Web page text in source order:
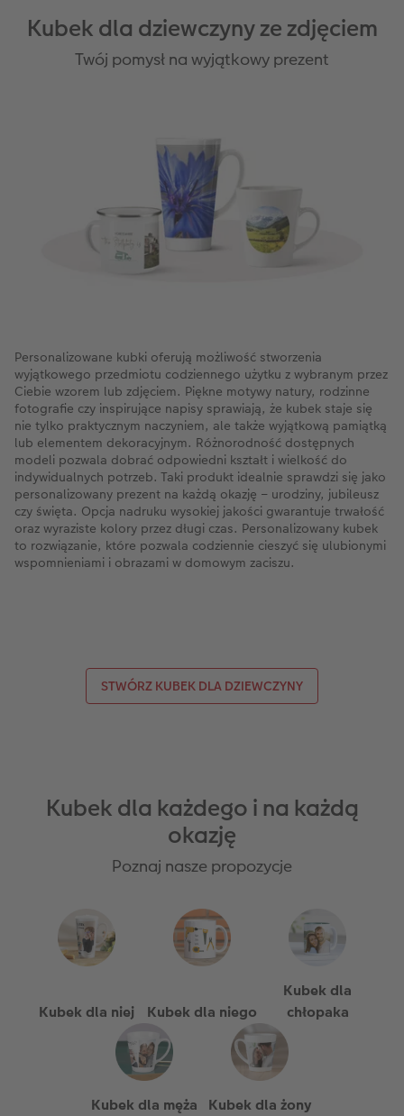
Kubek dla dziewczyny ze zdjęciem
Twój pomysł na wyjątkowy prezent
Personalizowane kubki oferują możliwość stworzenia
wyjątkowego przedmiotu codziennego użytku z wybranym przez
Ciebie wzorem lub zdjęciem. Piękne motywy natury, rodzinne
fotografie czy inspirujące napisy sprawiają, że kubek staje się
nie tylko praktycznym naczyniem, ale także wyjątkową pamiątką
lub elementem dekoracyjnym. Różnorodność dostępnych
modeli pozwala dobrać odpowiedni kształt i wielkość do
indywidualnych potrzeb. Taki produkt idealnie sprawdzi się jako
personalizowany prezent na każdą okazję – urodziny, jubileusz
czy święta. Opcja nadruku wysokiej jakości gwarantuje trwałość
oraz wyraziste kolory przez długi czas. Personalizowany kubek
to rozwiązanie, które pozwala codziennie cieszyć się ulubionymi
wspomnieniami i obrazami w domowym zaciszu.
STWÓRZ KUBEK DLA DZIEWCZYNY
Kubek dla każdego i na każdą
okazję
Poznaj nasze propozycje
Kubek dla niej Kubek dla niego
Kubek dla
chłopaka
Kubek dla męża Kubek dla żony